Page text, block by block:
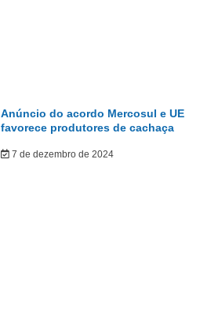
Anúncio do acordo Mercosul e UE
favorece produtores de cachaça
7 de dezembro de 2024